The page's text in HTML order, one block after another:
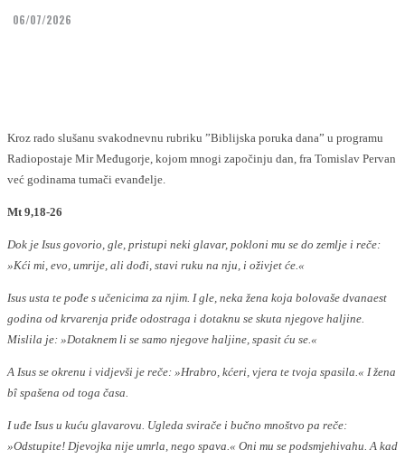
06/07/2026
Kroz rado slušanu svakodnevnu rubriku ”Biblijska poruka dana” u programu
Radiopostaje Mir Međugorje, kojom mnogi započinju dan, fra Tomislav Pervan
već godinama tumači evanđelje.
Mt 9,18-26
Dok je Isus govorio, gle, pristupi neki glavar, pokloni mu se do zemlje i reče:
»Kći mi, evo, umrije, ali dođi, stavi ruku na nju, i oživjet će.«
Isus usta te pođe s učenicima za njim. I gle, neka žena koja bolovaše dvanaest
godina od krvarenja priđe odostraga i dotaknu se skuta njegove haljine.
Mislila je: »Dotaknem li se samo njegove haljine, spasit ću se.«
A Isus se okrenu i vidjevši je reče: »Hrabro, kćeri, vjera te tvoja spasila.« I žena
bî spašena od toga časa.
I uđe Isus u kuću glavarovu. Ugleda svirače i bučno mnoštvo pa reče:
»Odstupite! Djevojka nije umrla, nego spava.« Oni mu se podsmjehivahu. A kad